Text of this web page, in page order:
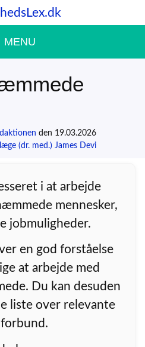
MENU
den 19.03.2026
læge (dr. med.) James Devi
i at arbejde
mennesker,
jobmuligheder.
en god forståelse
at arbejde med
Du kan desuden
liste over relevante